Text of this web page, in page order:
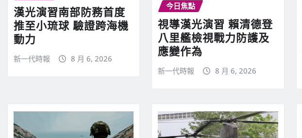
漢光演習南部防務首度
推至小琉球 驗證跨海機
動力
新一代時報 8 月 6, 2026
今日焦點
視導漢光演習 賴清德登
八里艦檢視戰力防護及
應變作為
新一代時報 8 月 6, 2026